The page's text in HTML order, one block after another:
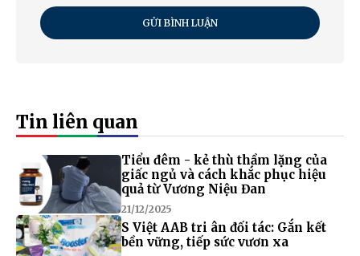
GỬI BÌNH LUẬN
Tin liên quan
Tiểu đêm - kẻ thù thầm lặng của
giấc ngủ và cách khắc phục hiệu
quả từ Vương Niệu Đan
21/12/2025
S Việt AAB tri ân đối tác: Gắn kết
bền vững, tiếp sức vươn xa